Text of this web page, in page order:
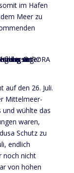
im Hafen
Meer zu
auf den 26. Juli.
Mittelmeer-
und wühlte das
waren,
Schutz zu
endlich
noch nicht
von hohen